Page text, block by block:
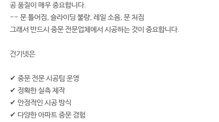
공 품질이 매우 중요합니다.
-- 문 틀어짐, 슬라이딩 불량, 레일 소음, 문 처짐
그래서 반드시 중문 전문업체에서 시공하는 것이 중요합니다.
건기넷은
✔ 중문 전문 시공팀 운영
✔ 정확한 실측 제작
✔ 안정적인 시공 방식
✔ 다양한 아파트 중문 경험